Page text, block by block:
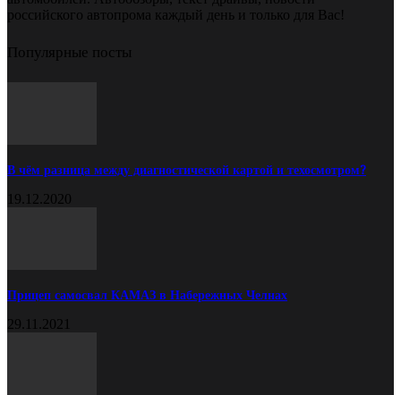
российского автопрома каждый день и только для Вас!
Популярные посты
В чём разница между диагностической картой и техосмотром?
19.12.2020
Прицеп самосвал КАМАЗ в Набережных Челнах
29.11.2021